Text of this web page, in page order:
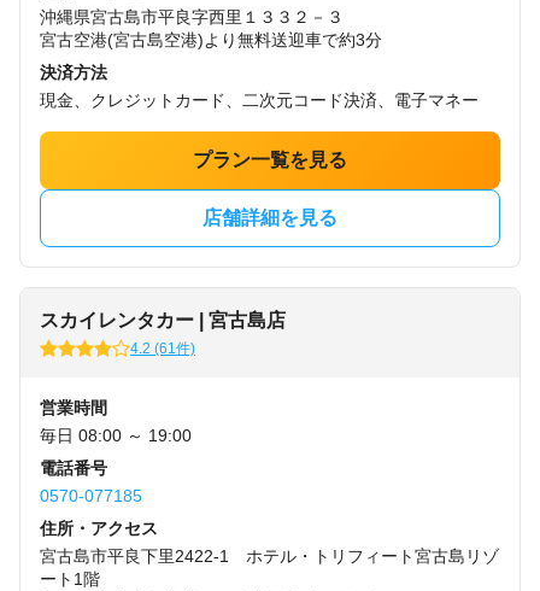
沖縄県宮古島市平良字西里１３３２－３
宮古空港(宮古島空港)より無料送迎車で約3分
決済方法
現金、クレジットカード、二次元コード決済、電子マネー
プラン一覧を見る
店舗詳細を見る
スカイレンタカー | 宮古島店
4.2 (61件)
営業時間
毎日 08:00 ～ 19:00
電話番号
0570-077185
住所・アクセス
宮古島市平良下里2422-1 ホテル・トリフィート宮古島リゾ
ート1階